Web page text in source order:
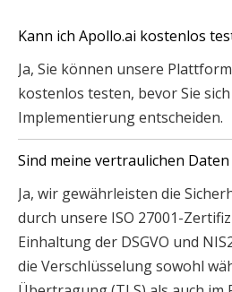
Kann ich Apollo.ai kostenlos
Ja, Sie können unsere
kostenlos testen, bevor Sie
Implementierung entscheiden.
Sind meine vertraulichen
Ja, wir gewährleisten die
durch unsere ISO 27001-
Einhaltung der DSGVO und
die Verschlüsselung sowohl